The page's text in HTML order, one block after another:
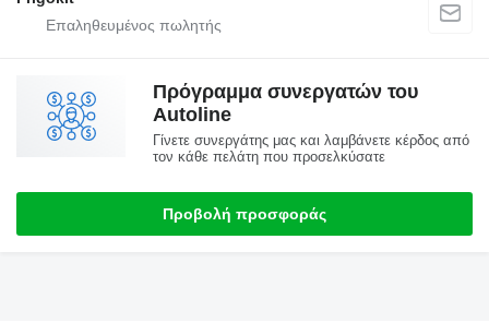
Πρόγραμμα συνεργατών του
Autoline
Γίνετε συνεργάτης μας και λαμβάνετε κέρδος από
τον κάθε πελάτη που προσελκύσατε
Προβολή προσφοράς